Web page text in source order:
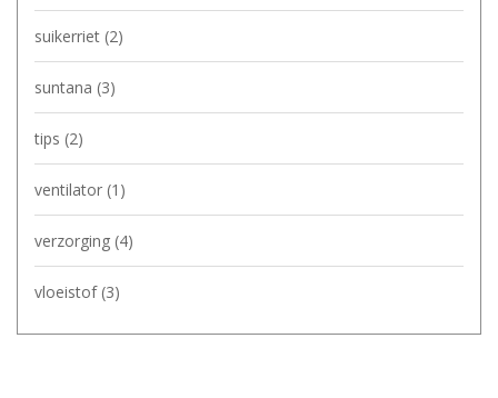
suikerriet (2)
suntana (3)
tips (2)
ventilator (1)
verzorging (4)
vloeistof (3)